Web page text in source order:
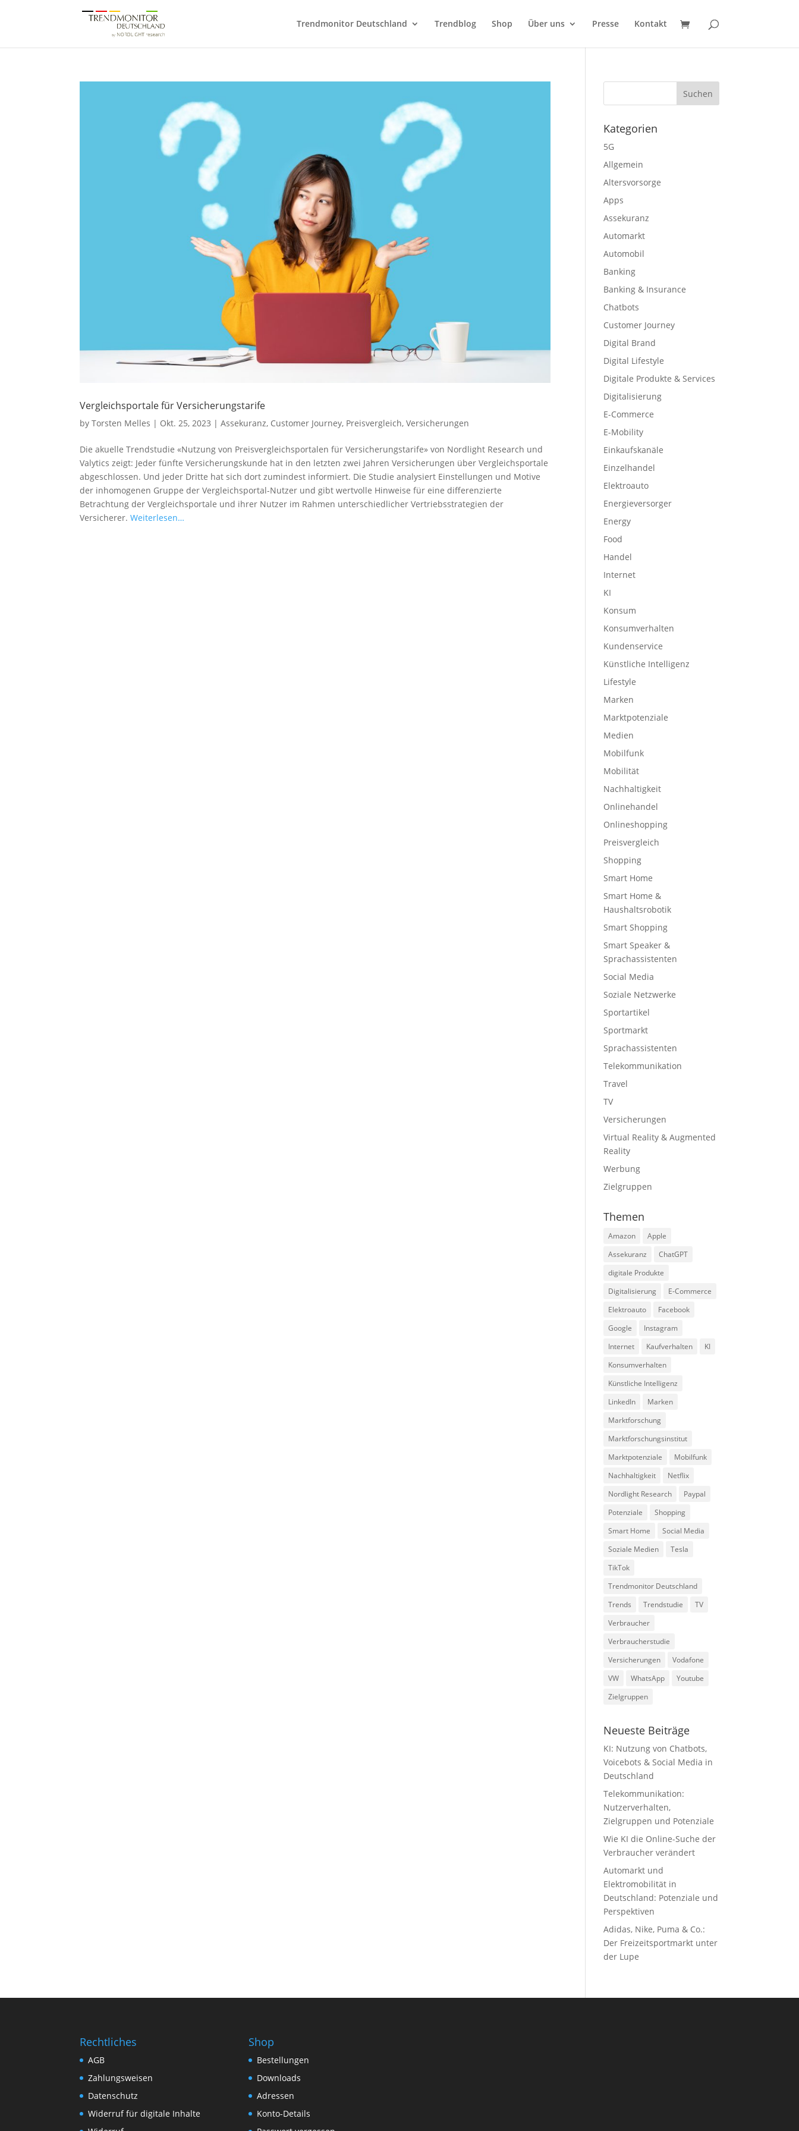
Trendmonitor Deutschland Trendblog Shop Über uns Presse Kontakt
Vergleichsportale für Versicherungstarife
byTorsten Melles | Okt. 25, 2023 |Assekuranz, Customer Journey, Preisvergleich,Versicherungen
Die akuelle Trendstudie «Nutzung von Preisvergleichsportalen für Versicherungstarife» von Nordlight Research und
Valytics zeigt: Jeder fünfte Versicherungskunde hat in den letzten zwei Jahren Versicherungen über Vergleichsportale
abgeschlossen. Und jeder Dritte hat sich dort zumindest informiert. Die Studie analysiert Einstellungen und Motive
der inhomogenen Gruppe der Vergleichsportal-Nutzer und gibt wertvolle Hinweise für eine differenzierte
Betrachtung der Vergleichsportale und ihrer Nutzer im Rahmen unterschiedlicher Vertriebsstrategien der
Versicherer.Weiterlesen…
Kategorien
5G
Allgemein
Altersvorsorge
Apps
Assekuranz
Automarkt
Automobil
Banking
Banking & Insurance
Chatbots
Customer Journey
Digital Brand
Digital Lifestyle
Digitale Produkte & Services
Digitalisierung
E-Commerce
E-Mobility
Einkaufskanäle
Einzelhandel
Elektroauto
Energieversorger
Energy
Food
Handel
Internet
KI
Konsum
Konsumverhalten
Kundenservice
Künstliche Intelligenz
Lifestyle
Marken
Marktpotenziale
Medien
Mobilfunk
Mobilität
Nachhaltigkeit
Onlinehandel
Onlineshopping
Preisvergleich
Shopping
Smart Home
Smart Home &
Haushaltsrobotik
Smart Shopping
Smart Speaker &
Sprachassistenten
Social Media
Soziale Netzwerke
Sportartikel
Sportmarkt
Sprachassistenten
Telekommunikation
Travel
TV
Versicherungen
Virtual Reality & Augmented
Reality
Werbung
Zielgruppen
Themen
Amazon
Apple
Assekuranz
ChatGPT
digitale Produkte
Digitalisierung
E-Commerce
Elektroauto
Facebook
Google
Instagram
Internet
Kaufverhalten
KI
Konsumverhalten
Künstliche Intelligenz
LinkedIn
Marken
Marktforschung
Marktforschungsinstitut
Marktpotenziale
Mobilfunk
Nachhaltigkeit
Netflix
Nordlight Research
Paypal
Potenziale
Shopping
Smart Home
Social Media
Soziale Medien
Tesla
TikTok
Trendmonitor Deutschland
Trends
Trendstudie
TV
Verbraucher
Verbraucherstudie
Versicherungen
Vodafone
VW
WhatsApp
Youtube
Zielgruppen
Neueste Beiträge
KI: Nutzung von Chatbots,
Voicebots & Social Media in
Deutschland
Telekommunikation:
Nutzerverhalten,
Zielgruppen und Potenziale
Wie KI die Online-Suche der
Verbraucher verändert
Automarkt und
Elektromobilität in
Deutschland: Potenziale und
Perspektiven
Adidas, Nike, Puma & Co.:
Der Freizeitsportmarkt unter
der Lupe
Rechtliches
AGB
Zahlungsweisen
Datenschutz
Widerruf für digitale Inhalte
Shop
Bestellungen
Downloads
Adressen
Konto-Details